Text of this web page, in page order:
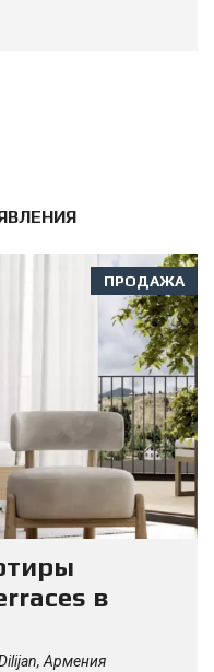
ПРОДАЖА
в
Армения